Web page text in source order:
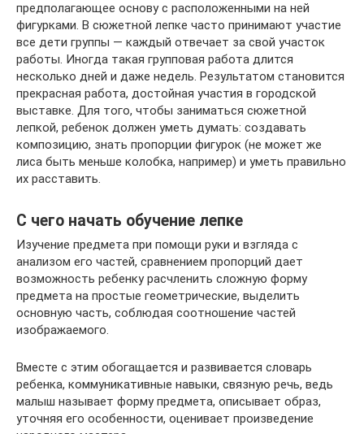
предполагающее основу с расположенными на ней
фигурками. В сюжетной лепке часто принимают участие
все дети группы — каждый отвечает за свой участок
работы. Иногда такая групповая работа длится
несколько дней и даже недель. Результатом становится
прекрасная работа, достойная участия в городской
выставке. Для того, чтобы заниматься сюжетной
лепкой, ребенок должен уметь думать: создавать
композицию, знать пропорции фигурок (не может же
лиса быть меньше колобка, например) и уметь правильно
их расставить.
С чего начать обучение лепке
Изучение предмета при помощи руки и взгляда с
анализом его частей, сравнением пропорций дает
возможность ребенку расчленить сложную форму
предмета на простые геометрические, выделить
основную часть, соблюдая соотношение частей
изображаемого.
Вместе с этим обогащается и развивается словарь
ребенка, коммуникативные навыки, связную речь, ведь
малыш называет форму предмета, описывает образ,
уточняя его особенности, оценивает произведение